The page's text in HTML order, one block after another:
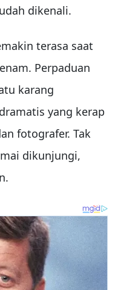
dikenali.
terasa saat
Perpaduan
karang
yang kerap
fotografer. Tak
dikunjungi,